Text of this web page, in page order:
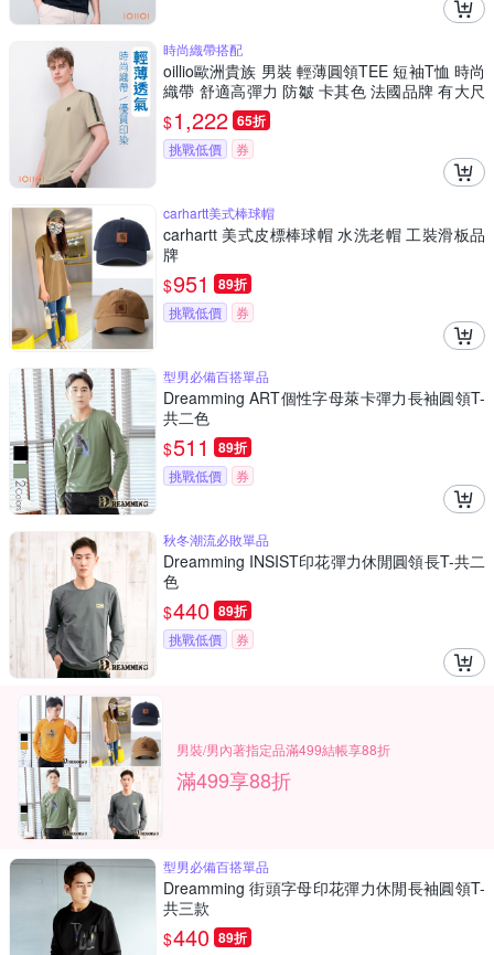
時尚織帶搭配
oillio歐洲貴族 男裝 輕薄圓領TEE 短袖T恤 時尚
織帶 舒適高彈力 防皺 卡其色 法國品牌 有大尺
碼
$1,222 65折
挑戰低價 券
carhartt美式棒球帽
carhartt 美式皮標棒球帽 水洗老帽 工裝滑板品
牌
$951 89折
挑戰低價 券
型男必備百搭單品
Dreamming ART個性字母萊卡彈力長袖圓領T-
共二色
$511 89折
挑戰低價 券
秋冬潮流必敗單品
Dreamming INSIST印花彈力休閒圓領長T-共二
色
$440 89折
挑戰低價 券
男裝/男內著指定品滿499結帳享88折
滿499享88折
型男必備百搭單品
Dreamming 街頭字母印花彈力休閒長袖圓領T-
共三款
$440 89折